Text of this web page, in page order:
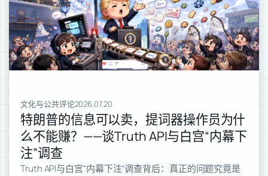
文化与公共评论2026.07.20
特朗普的信息可以卖，提词器操作员为什
么不能赚？——谈Truth API与白宫“内幕下
注”调查
Truth API与白宫“内幕下注”调查背后：真正的问题究竟是